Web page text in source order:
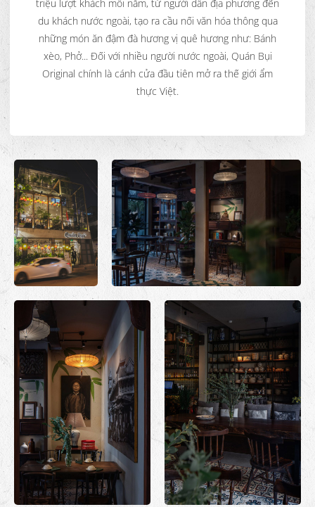
triệu lượt khách mỗi năm, từ người dân địa phương đến
du khách nước ngoài, tạo ra cầu nối văn hóa thông qua
những món ăn đậm đà hương vị quê hương như: Bánh
xèo, Phở... Đối với nhiều người nước ngoài, Quán Bụi
Original chính là cánh cửa đầu tiên mở ra thế giới ẩm
thực Việt.